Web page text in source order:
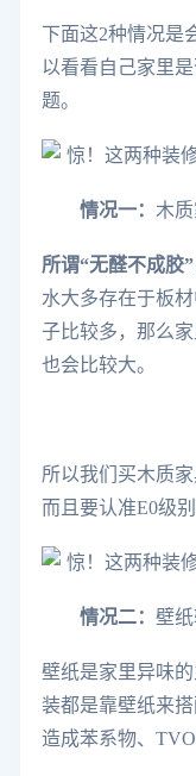
下面这2种情况是
以看看自己家里
题。
情况一： 木
所谓“无醛不成胶
水大多存在于板
子比较多，那么
也会比较大。
所以我们买木质
而且要认准E0级
情况二： 壁
壁纸是家里异味
装都是靠壁纸来搭
造成苯系物、